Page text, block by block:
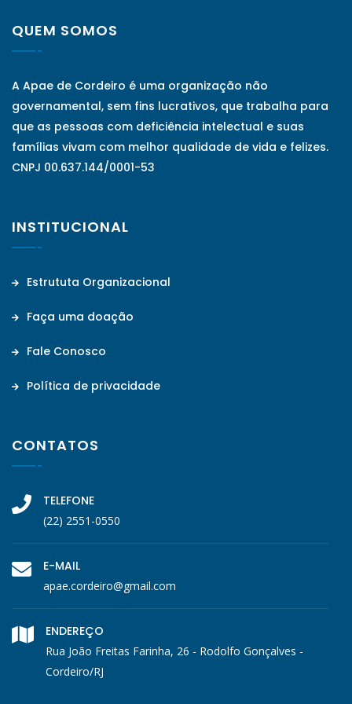
QUEM SOMOS
A Apae de Cordeiro é uma organização não
governamental, sem fins lucrativos, que trabalha para
que as pessoas com deficiência intelectual e suas
famílias vivam com melhor qualidade de vida e felizes.
CNPJ 00.637.144/0001-53
INSTITUCIONAL
Estrututa Organizacional
Faça uma doação
Fale Conosco
Política de privacidade
CONTATOS
TELEFONE
(22) 2551-0550
E-MAIL
apae.cordeiro@gmail.com
ENDEREÇO
Rua João Freitas Farinha, 26 - Rodolfo Gonçalves -
Cordeiro/RJ